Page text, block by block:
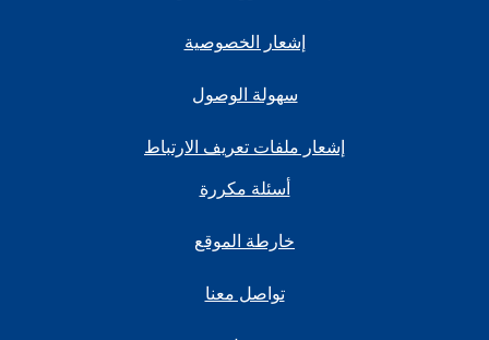
إشعار الخصوصية
سهولة الوصول
إشعار ملفات تعريف الارتباط
أسئلة مكررة
خارطة الموقع
تواصل معنا